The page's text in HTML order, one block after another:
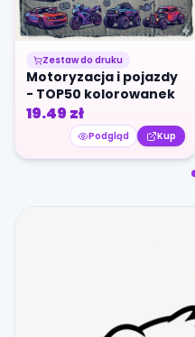
Zestaw do druku
Motoryzacja i pojazdy
- TOP50 kolorowanek
19.49 zł
Podgląd Kup